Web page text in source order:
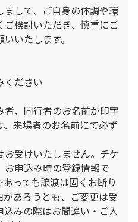
まして、ご自身の体調や環
検討いただき、慎重にご
いたします。
ください
、同行者のお名前が印字
来場者のお名前にて必ず
受けいたしません。チケ
お申込み時の登録情報で
っても譲渡は固くお断り
あろうとも、ご変更は受
みの際はお間違い・ご入